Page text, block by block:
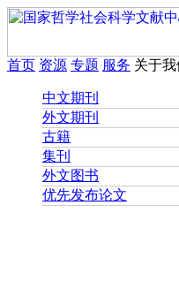
首页 资源 专题 服务 关于我
中文期刊
外文期刊
古籍
集刊
外文图书
优先发布论文